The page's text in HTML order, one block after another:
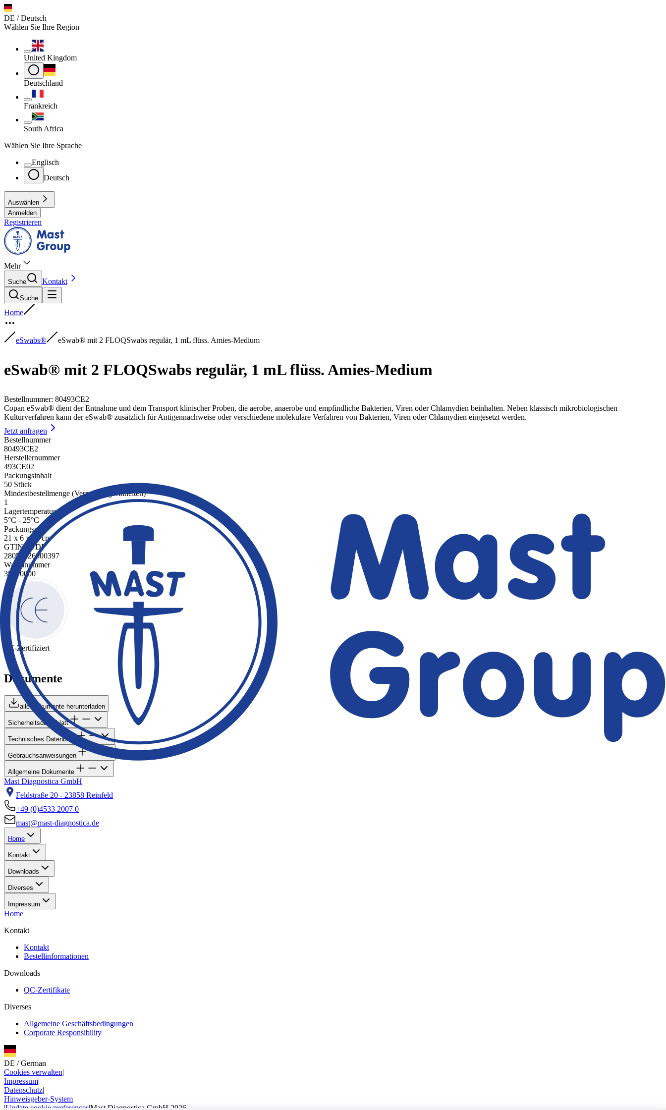
DE / Deutsch
Wählen Sie Ihre Region
United Kingdom
Deutschland
Frankreich
South Africa
Wählen Sie Ihre Sprache
Englisch
Deutsch
Auswählen
Anmelden
Registrieren
Mehr
Suche Kontakt
Suche
Home
eSwabs® eSwab® mit 2 FLOQSwabs regulär, 1 mL flüss. Amies-Medium
eSwab® mit 2 FLOQSwabs regulär, 1 mL flüss. Amies-Medium
Bestellnummer: 80493CE2
Copan eSwab® dient der Entnahme und dem Transport klinischer Proben, die aerobe, anaerobe und empfindliche Bakterien, Viren oder Chlamydien beinhalten. Neben klassisch mikrobiologischen
Kulturverfahren kann der eSwab® zusätzlich für Antigennachweise oder verschiedene molekulare Verfahren von Bakterien, Viren oder Chlamydien eingesetzt werden.
Jetzt anfragen
Bestellnummer
80493CE2
Herstellernummer
493CE02
Packungsinhalt
50 Stück
Mindestbestellmenge (Verpackungseinheiten)
1
Lagertemperatur
5°C - 25°C
Packungsmaß
21 x 6 x 39 cm
GTIN / UDI
28053326000397
Warennummer
38210000
CE-Zertifiziert
✓
Dokumente
alle Dokumente herunterladen
Sicherheitsdatenblatt
Technisches Datenblatt
Gebrauchsanweisungen
Allgemeine Dokumente
Mast Diagnostica GmbH
Feldstraße 20 - 23858 Reinfeld
+49 (0)4533 2007 0
mast@mast-diagnostica.de
Home
Kontakt
Downloads
Diverses
Impressum
Home
Kontakt
Kontakt
Bestellinformationen
Downloads
QC-Zertifikate
Diverses
Allgemeine Geschäftsbedingungen
Corporate Responsibility
DE / German
Cookies verwalten|
Impressum|
Datenschutz|
Hinweisgeber-System
|Update cookie preferences|Mast Diagnostica GmbH 2026